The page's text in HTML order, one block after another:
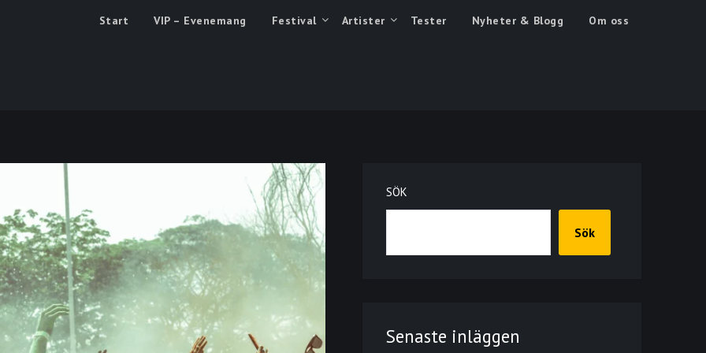
Peace & Love – Festivalen
Start VIP – Evenemang Festival Artister Tester Nyheter & Blogg Om oss
SÖK
Sök
Senaste inläggen